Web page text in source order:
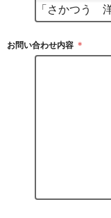
お問い合わせ内容 ＊